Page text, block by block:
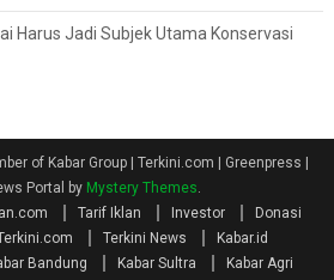
Harus Jadi Subjek Utama Konservasi
of Kabar Group | Terkini.com | Greenpress |
Portal by Mystery Themes
Tarif Iklan Investor
Donasi
Terkini News
Kabar.id
Bandung Kabar Sultra
Kabar Agri